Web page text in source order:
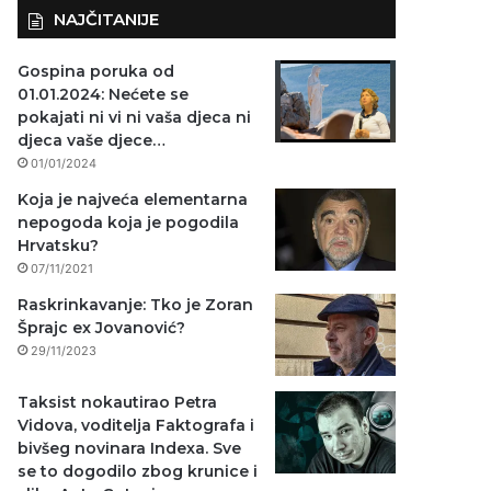
NAJČITANIJE
Gospina poruka od
01.01.2024: Nećete se
pokajati ni vi ni vaša djeca ni
djeca vaše djece…
01/01/2024
Koja je najveća elementarna
nepogoda koja je pogodila
Hrvatsku?
07/11/2021
Raskrinkavanje: Tko je Zoran
Šprajc ex Jovanović?
29/11/2023
Taksist nokautirao Petra
Vidova, voditelja Faktografa i
bivšeg novinara Indexa. Sve
se to dogodilo zbog krunice i